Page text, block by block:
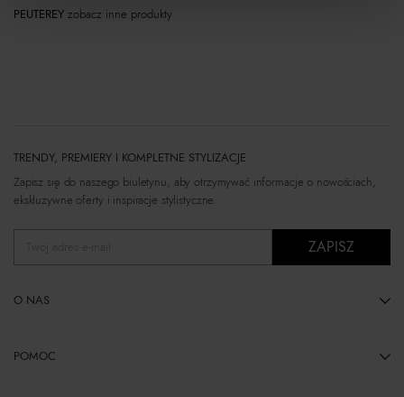
PEUTEREY zobacz inne produkty
TRENDY, PREMIERY I KOMPLETNE STYLIZACJE
Zapisz się do naszego biuletynu, aby otrzymywać informacje o nowościach,
ekskluzywne oferty i inspiracje stylistyczne.
ZAPISZ
O NAS
POMOC